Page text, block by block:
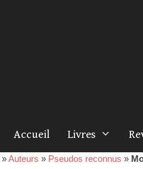
Accueil Livres
»Auteurs » Pseudos reconnus »